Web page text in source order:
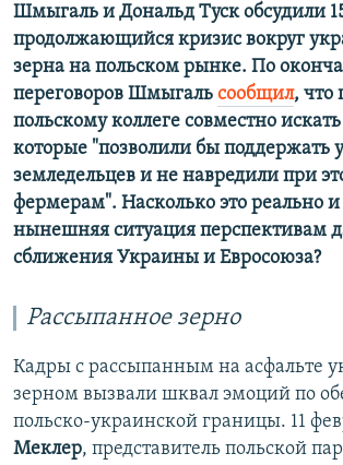
Шмыгаль и Дональд Туск обсудили
продолжающийся кризис вокруг
зерна на польском рынке. По
переговоров Шмыгаль сообщил, что
польскому коллеге совместно
которые "позволили бы поддержать
земледельцев и не навредили при
фермерам". Насколько это реально
нынешняя ситуация перспективам
сближения Украины и Евросоюза?
Рассыпанное зерно
Кадры с рассыпанным на асфальте
зерном вызвали шквал эмоций по
польско-украинской границы. 11
Меклер, представитель польской